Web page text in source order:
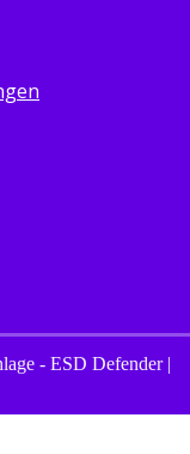
- ESD Defender |